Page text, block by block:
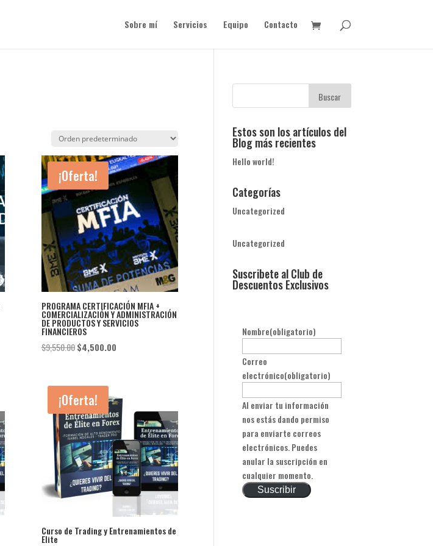
Sobre mí Servicios Equipo Contacto
¡Oferta!
PROGRAMA CERTIFICACIÓN MFIA +
COMERCIALIZACIÓN Y ADMINISTRACIÓN
DE PRODUCTOS Y SERVICIOS
FINANCIEROS
$9,550.00 El
era:
$9,550.00.
$4,500.00El
$4,500.00.
¡Oferta!
Curso de Trading y Entrenamientos de
Elite
Estos son los artículos del
Blog más recientes
Hello world!
Categorías
Uncategorized
Uncategorized
Suscribete al Club de
Descuentos Exclusivos
Nombre(obligatorio)
Correo
electrónico(obligatorio)
Al enviar tu información
nos estás dando permiso
para enviarte correos
electrónicos. Puedes
anular la suscripción en
cualquier momento.
Suscribir